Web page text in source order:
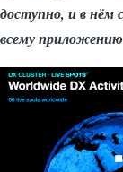
доступно, и в нём
всему